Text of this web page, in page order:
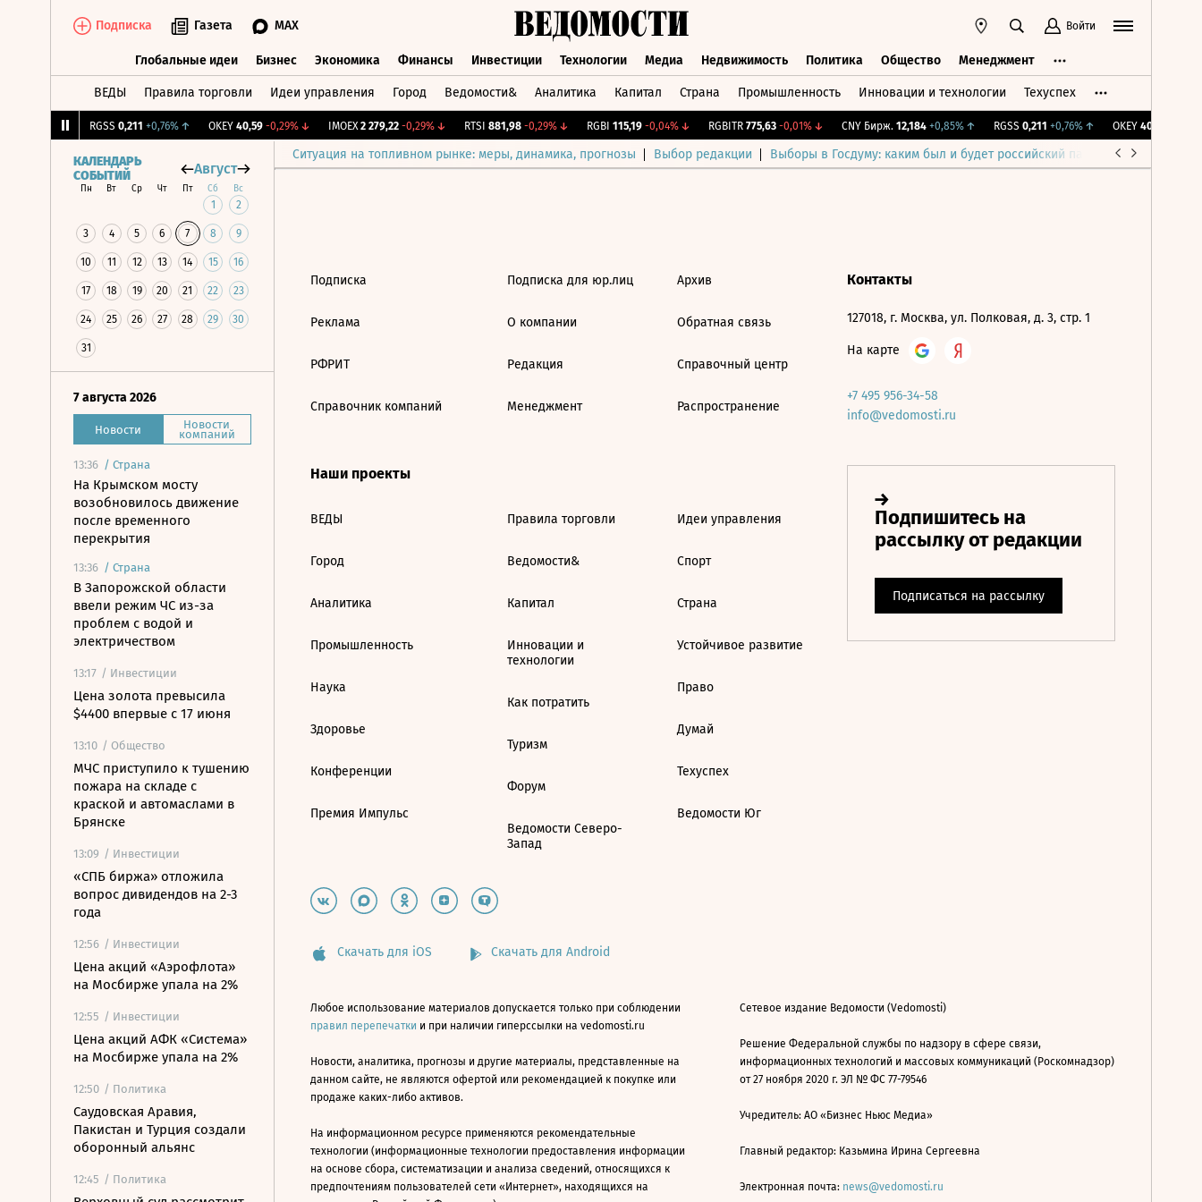
Подписка Газета MAX Войти
Глобальные идеи Бизнес Экономика Финансы Инвестиции Технологии Медиа Недвижимость Политика Общество Менеджмент
ВЕДЫ Правила торговли Идеи управления Город Ведомости& Аналитика Капитал Страна Промышленность Инновации и технологии Техуспех
RGSS 0,211 +0,76%↑ OKEY 40,59 -0,29%↓ IMOEX 2 279,22 -0,29%↓ RTSI 881,98 -0,29%↓ RGBI 115,19 -0,04%↓ RGBITR 775,63 -0,01%↓ CNY Бирж. 12,184 +0,85%↑ RGSS 0,211 +0,76%↑ OKEY 40,59
Ситуация на топливном рынке: меры, динамика, прогнозы Выбор редакции Выборы в Госдуму: каким был и будет российский парламент
КАЛЕНДАРЬ
СОБЫТИЙ
Август
Пн Вт Ср Чт Пт Сб Вс
1 2
3 4 5 6 7 8 9
10 11 12 13 14 15 16
17 18 19 20 21 22 23
24 25 26 27 28 29 30
31
7 августа 2026
Новости Новости
компаний
13:36 / Страна
На Крымском мосту
возобновилось движение
после временного
перекрытия
13:36 / Страна
В Запорожской области
ввели режим ЧС из-за
проблем с водой и
электричеством
13:17 / Инвестиции
Цена золота превысила
$4400 впервые с 17 июня
13:10 / Общество
МЧС приступило к тушению
пожара на складе с
краской и автомаслами в
Брянске
13:09 / Инвестиции
«СПБ биржа» отложила
вопрос дивидендов на 2-3
года
12:56 / Инвестиции
Цена акций «Аэрофлота»
на Мосбирже упала на 2%
12:55 / Инвестиции
Цена акций АФК «Система»
на Мосбирже упала на 2%
12:50 / Политика
Саудовская Аравия,
Пакистан и Турция создали
оборонный альянс
12:45 / Политика
Подписка
Реклама
РФРИТ
Справочник компаний
Подписка для юр.лиц
О компании
Редакция
Менеджмент
Архив
Обратная связь
Справочный центр
Распространение
Наши проекты
ВЕДЫ
Город
Аналитика
Промышленность
Наука
Здоровье
Конференции
Премия Импульс
Правила торговли
Ведомости&
Капитал
Инновации и
технологии
Как потратить
Туризм
Форум
Ведомости Северо-
Запад
Идеи управления
Спорт
Страна
Устойчивое развитие
Право
Думай
Техуспех
Ведомости Юг
Контакты
127018, г. Москва, ул. Полковая, д. 3, стр. 1
На карте
+7 495 956-34-58
info@vedomosti.ru
Скачать для iOS Скачать для Android
Любое использование материалов допускается только при соблюдении
правил перепечатки и при наличии гиперссылки на vedomosti.ru
Новости, аналитика, прогнозы и другие материалы, представленные на
данном сайте, не являются офертой или рекомендацией к покупке или
продаже каких-либо активов.
На информационном ресурсе применяются рекомендательные
технологии (информационные технологии предоставления информации
на основе сбора, систематизации и анализа сведений, относящихся к
предпочтениям пользователей сети «Интернет», находящихся на
Сетевое издание Ведомости (Vedomosti)
Решение Федеральной службы по надзору в сфере связи,
информационных технологий и массовых коммуникаций (Роскомнадзор)
от 27 ноября 2020 г. ЭЛ № ФС 77-79546
Учредитель: АО «Бизнес Ньюс Медиа»
Главный редактор: Казьмина Ирина Сергеевна
Электронная почта: news@vedomosti.ru